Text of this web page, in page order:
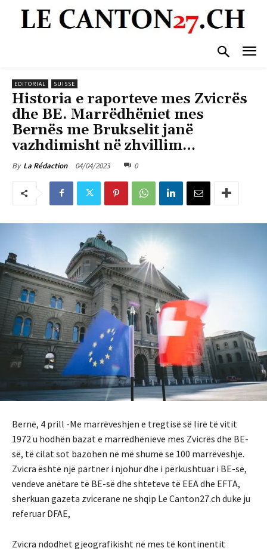
EDITORIAL SUISSE
Historia e raporteve mes Zvicrës
dhe BE. Marrëdhëniet mes
Bernës me Brukselit janë
vazhdimisht në zhvillim…
By La Rédaction 04/04/2023 0
Bernë, 4 prill -Me marrëveshjen e tregtisë së lirë të vitit
1972 u hodhën bazat e marrëdhënieve mes Zvicrës dhe BE-
së, të cilat sot bazohen në më shumë se 100 marrëveshje.
Zvicra është një partner i njohur dhe i përkushtuar i BE-së,
vendeve anëtare të BE-së dhe shteteve të EEA dhe EFTA,
sherkuan gazeta zvicerane ne shqip Le Canton27.ch duke ju
referuar DFAE,
Zvicra ndodhet gjeografikisht në mes të kontinentit